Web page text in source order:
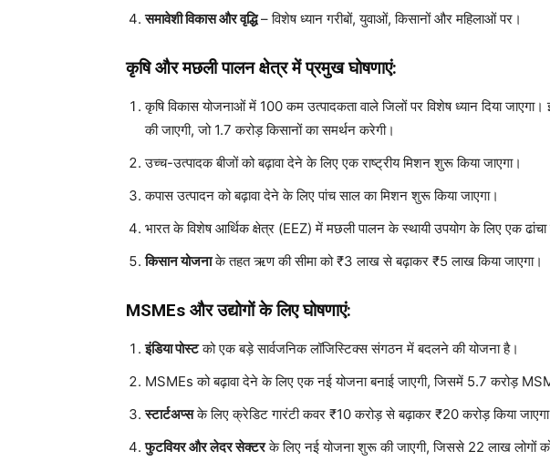
समावेशी विकास और वृद्धि– विशेष ध्यान गरीबों, युवाओं, किसानों और महिलाओं पर।
कृषि और मछली पालन क्षेत्र में प्रमुख घोषणाएं:
कृषि विकास योजनाओं में 100 कम उत्पादकता वाले जिलों पर विशेष ध्यान दिया
की जाएगी, जो 1.7 करोड़ किसानों का समर्थन करेगी।
उच्च-उत्पादक बीजों को बढ़ावा देने के लिए एक राष्ट्रीय मिशन शुरू किया जाएगा।
कपास उत्पादन को बढ़ावा देने के लिए पांच साल का मिशन शुरू किया जाएगा।
भारत के विशेष आर्थिक क्षेत्र (EEZ) में मछली पालन के स्थायी उपयोग के लिए एक ढांचा
किसान योजनाके तहत ऋण की सीमा को ₹3 लाख से बढ़ाकर ₹5 लाख किया जाएगा।
MSMEs और उद्योगों के लिए घोषणाएं:
इंडिया पोस्टको एक बड़े सार्वजनिक लॉजिस्टिक्स संगठन में बदलने की योजना है।
MSMEs को बढ़ावा देने के लिए एक नई योजना बनाई जाएगी, जिसमें 5.7 करोड़
स्टार्टअप्सके लिए क्रेडिट गारंटी कवर ₹10 करोड़ से बढ़ाकर ₹20 करोड़ किया
फुटवियर और लेदर सेक्टरके लिए नई योजना शुरू की जाएगी, जिससे 22 लाख लोगों